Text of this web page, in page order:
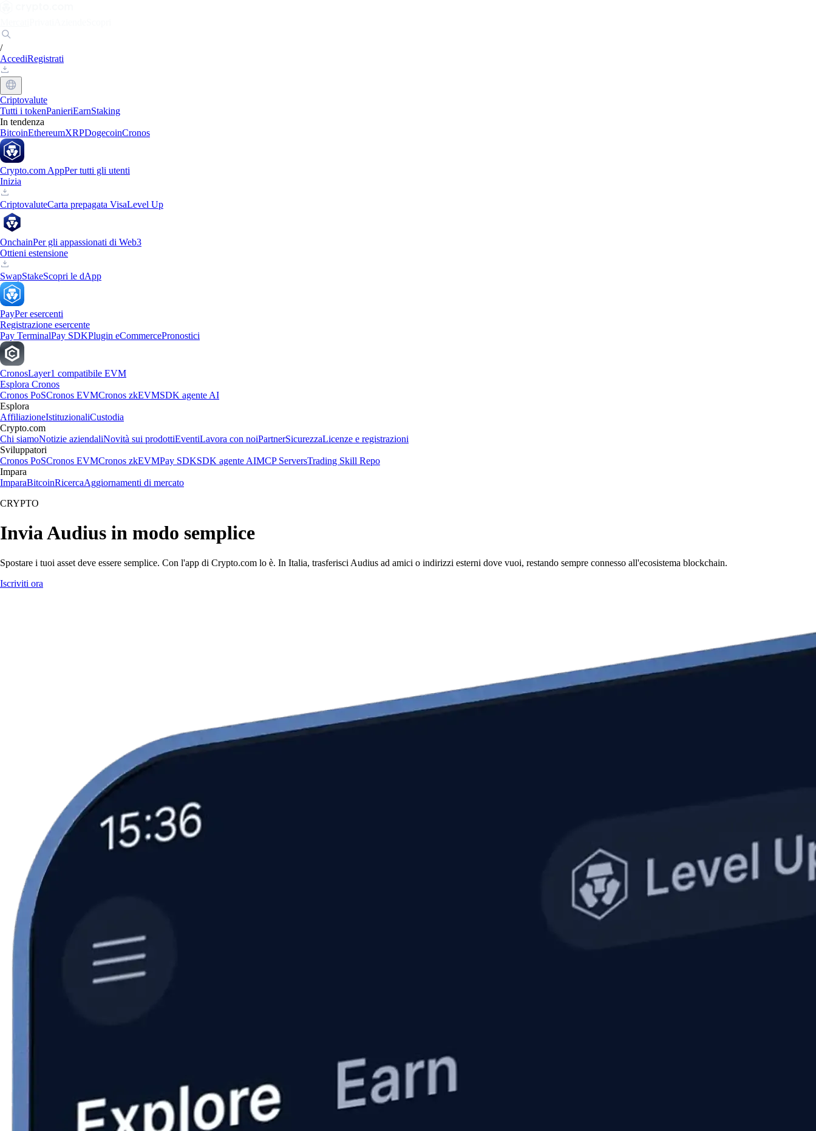
/
AccediRegistrati
Criptovalute
Tutti i tokenPanieriEarnStaking
In tendenza
BitcoinEthereumXRPDogecoinCronos
Crypto.com AppPer tutti gli utenti
Inizia
CriptovaluteCarta prepagata VisaLevel Up
OnchainPer gli appassionati di Web3
Ottieni estensione
SwapStakeScopri le dApp
PayPer esercenti
Registrazione esercente
Pay TerminalPay SDKPlugin eCommercePronostici
CronosLayer1 compatibile EVM
Esplora Cronos
Cronos PoSCronos EVMCronos zkEVMSDK agente AI
Esplora
AffiliazioneIstituzionaliCustodia
Crypto.com
Chi siamoNotizie aziendaliNovità sui prodottiEventiLavora con noiPartnerSicurezzaLicenze e registrazioni
Sviluppatori
Cronos PoSCronos EVMCronos zkEVMPay SDKSDK agente AIMCP ServersTrading Skill Repo
Impara
ImparaBitcoinRicercaAggiornamenti di mercato
CRYPTO
Invia Audius in modo semplice
Spostare i tuoi asset deve essere semplice. Con l'app di Crypto.com lo è. In Italia, trasferisci Audius ad amici o indirizzi esterni dove vuoi, restando sempre connesso all'ecosistema blockchain.
Iscriviti ora